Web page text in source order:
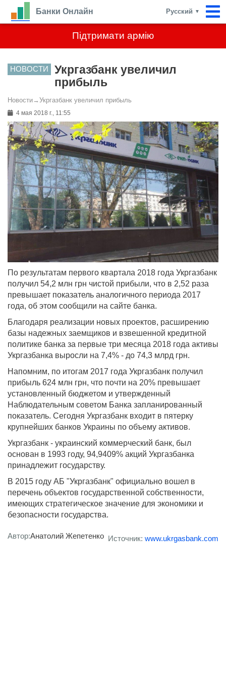
Підтримати армію
Банки Онлайн Русский ▼
НОВОСТИ
Укргазбанк увеличил
прибыль
Новости→ Укргазбанк увеличил прибыль
4 мая 2018 г., 11:55
По результатам первого квартала 2018 года Укргазбанк
получил 54,2 млн грн чистой прибыли, что в 2,52 раза
превышает показатель аналогичного периода 2017
года, об этом сообщили на сайте банка.
Благодаря реализации новых проектов, расширению
базы надежных заемщиков и взвешенной кредитной
политике банка за первые три месяца 2018 года активы
Укргазбанка выросли на 7,4% - до 74,3 млрд грн.
Напомним, по итогам 2017 года Укргазбанк получил
прибыль 624 млн грн, что почти на 20% превышает
установленный бюджетом и утвержденный
Наблюдательным советом Банка запланированный
показатель. Сегодня Укргазбанк входит в пятерку
крупнейших банков Украины по объему активов.
Укргазбанк - украинский коммерческий банк, был
основан в 1993 году, 94,9409% акций Укргазбанка
принадлежит государству.
В 2015 году АБ "Укргазбанк" официально вошел в
перечень объектов государственной собственности,
имеющих стратегическое значение для экономики и
безопасности государства.
Автор:Анатолий Жепетенко Источник: www.ukrgasbank.com